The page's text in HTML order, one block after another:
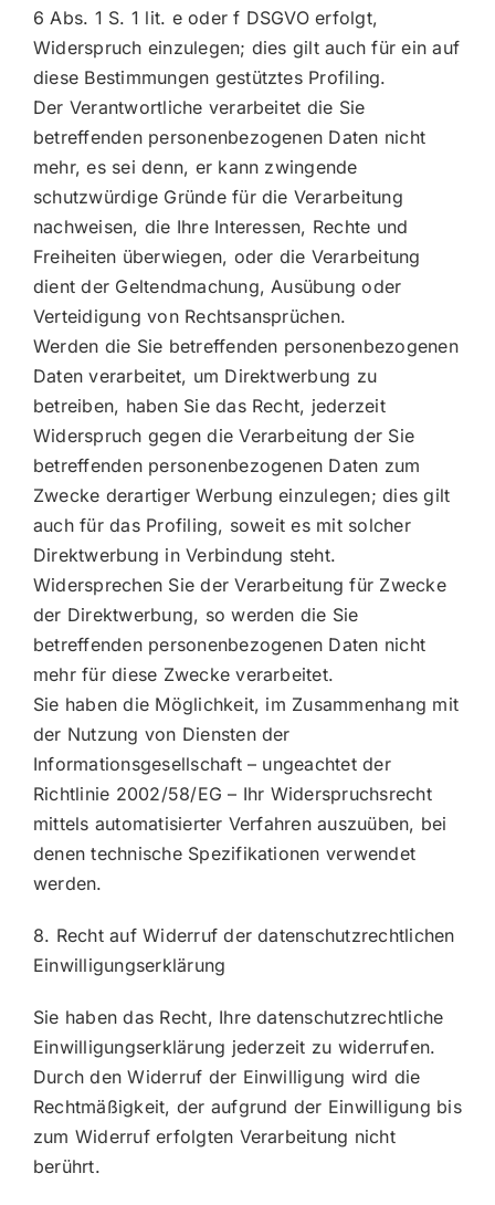
6 Abs. 1 S. 1 lit. e oder f DSGVO erfolgt,
Widerspruch einzulegen; dies gilt auch für ein auf
diese Bestimmungen gestütztes Profiling.
Der Verantwortliche verarbeitet die Sie
betreffenden personenbezogenen Daten nicht
mehr, es sei denn, er kann zwingende
schutzwürdige Gründe für die Verarbeitung
nachweisen, die Ihre Interessen, Rechte und
Freiheiten überwiegen, oder die Verarbeitung
dient der Geltendmachung, Ausübung oder
Verteidigung von Rechtsansprüchen.
Werden die Sie betreffenden personenbezogenen
Daten verarbeitet, um Direktwerbung zu
betreiben, haben Sie das Recht, jederzeit
Widerspruch gegen die Verarbeitung der Sie
betreffenden personenbezogenen Daten zum
Zwecke derartiger Werbung einzulegen; dies gilt
auch für das Profiling, soweit es mit solcher
Direktwerbung in Verbindung steht.
Widersprechen Sie der Verarbeitung für Zwecke
der Direktwerbung, so werden die Sie
betreffenden personenbezogenen Daten nicht
mehr für diese Zwecke verarbeitet.
Sie haben die Möglichkeit, im Zusammenhang mit
der Nutzung von Diensten der
Informationsgesellschaft – ungeachtet der
Richtlinie 2002/58/EG – Ihr Widerspruchsrecht
mittels automatisierter Verfahren auszuüben, bei
denen technische Spezifikationen verwendet
werden.
8. Recht auf Widerruf der datenschutzrechtlichen
Einwilligungserklärung
Sie haben das Recht, Ihre datenschutzrechtliche
Einwilligungserklärung jederzeit zu widerrufen.
Durch den Widerruf der Einwilligung wird die
Rechtmäßigkeit, der aufgrund der Einwilligung bis
zum Widerruf erfolgten Verarbeitung nicht
berührt.